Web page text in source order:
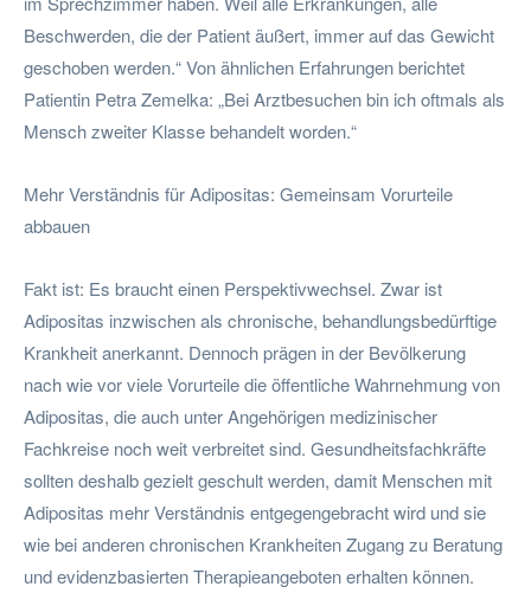
Beschwerden, die der Patient äußert, immer auf das Gewicht
geschoben werden.“ Von ähnlichen Erfahrungen berichtet
Patientin Petra Zemelka: „Bei Arztbesuchen bin ich oftmals als
Mensch zweiter Klasse behandelt worden.“
Mehr Verständnis für Adipositas: Gemeinsam Vorurteile
abbauen
Fakt ist: Es braucht einen Perspektivwechsel. Zwar ist
Adipositas inzwischen als chronische, behandlungsbedürftige
Krankheit anerkannt. Dennoch prägen in der Bevölkerung
nach wie vor viele Vorurteile die öffentliche Wahrnehmung von
Adipositas, die auch unter Angehörigen medizinischer
Fachkreise noch weit verbreitet sind. Gesundheitsfachkräfte
sollten deshalb gezielt geschult werden, damit Menschen mit
Adipositas mehr Verständnis entgegengebracht wird und sie
wie bei anderen chronischen Krankheiten Zugang zu Beratung
und evidenzbasierten Therapieangeboten erhalten können.